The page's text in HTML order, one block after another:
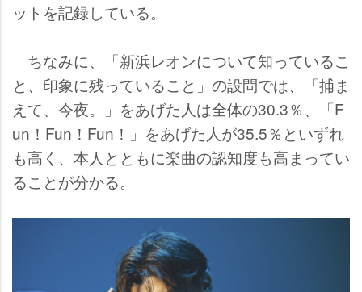
ットを記録している。
ちなみに、「新浜レオンについて知っているこ
と、印象に残っていること」の設問では、「捕ま
えて、今夜。」をあげた人は全体の30.3％、「F
un！Fun！Fun！」をあげた人が35.5％といずれ
も高く、本人とともに楽曲の認知度も高まってい
ることが分かる。